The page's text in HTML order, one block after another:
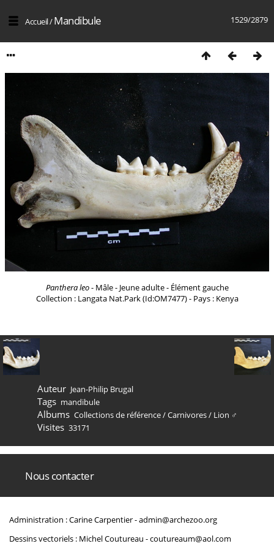
1529/2879
Accueil/Mandibule
Panthera leo- Mâle - Jeune adulte - Élément gauche
Collection : Langata Nat.Park (Id:OM7477) - Pays : Kenya
Auteur Jean-Philip Brugal
Tags mandibule
Albums Collections de référence/Carnivores/ Lion ♂
Visites 33171
Nous contacter
Administration : Carine Carpentier -admin@archezoo.org
Dessins vectoriels : Michel Coutureau -coutureaum@aol.com